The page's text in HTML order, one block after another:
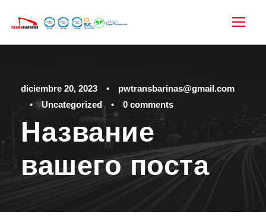
diciembre 20, 2023 •
pwtransbarinas@gmail.com
•
Uncategorized • 0 comments
Название
вашего поста